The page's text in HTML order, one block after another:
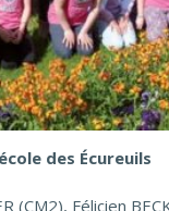
des Écureuils
(CM2), Félicien